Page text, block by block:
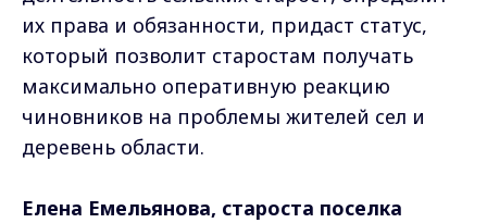
их права и обязанности, придаст статус,
который позволит старостам получать
максимально оперативную реакцию
чиновников на проблемы жителей сел и
деревень области.
Елена Емельянова, староста поселка